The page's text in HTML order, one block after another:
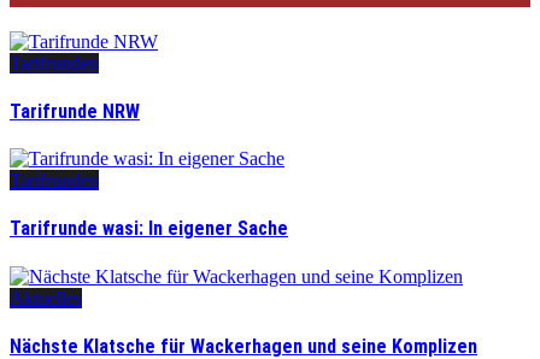
Tarifrunden
Tarifrunde NRW
Tarifrunden
Tarifrunde wasi: In eigener Sache
Aktuelles
Nächste Klatsche für Wackerhagen und seine Komplizen